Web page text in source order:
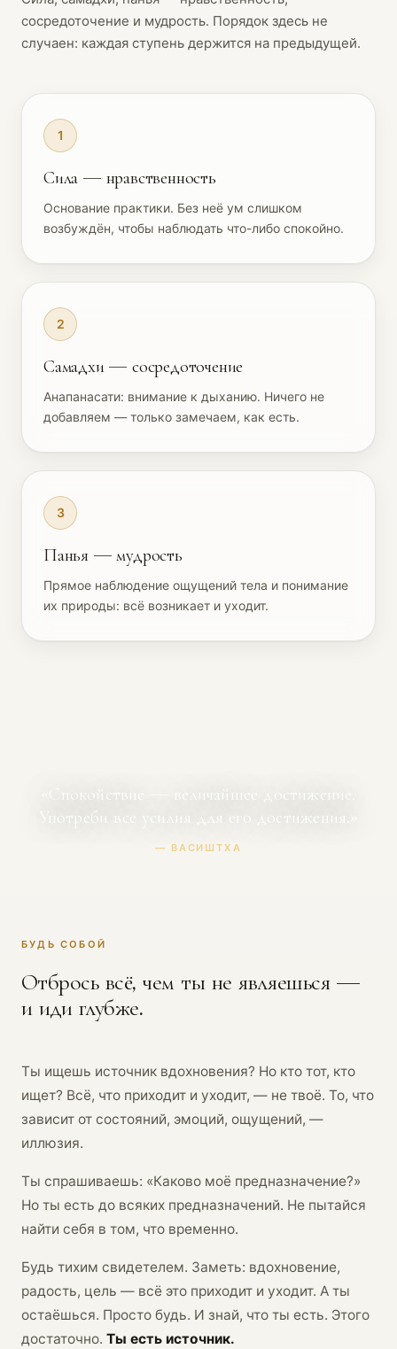
сосредоточение и мудрость. Порядок здесь не
случаен: каждая ступень держится на предыдущей.
1
Сила — нравственность
Основание практики. Без неё ум слишком
возбуждён, чтобы наблюдать что-либо спокойно.
2
Самадхи — сосредоточение
Анапанасати: внимание к дыханию. Ничего не
добавляем — только замечаем, как есть.
3
Панья — мудрость
Прямое наблюдение ощущений тела и понимание
их природы: всё возникает и уходит.
«Спокойствие — величайшее достижение.
Употреби все усилия для его достижения.»
— ВАСИШТХА
БУДЬ СОБОЙ
Отбрось всё, чем ты не являешься —
и иди глубже.
Ты ищешь источник вдохновения? Но кто тот, кто
ищет? Всё, что приходит и уходит, — не твоё. То, что
зависит от состояний, эмоций, ощущений, —
иллюзия.
Ты спрашиваешь: «Каково моё предназначение?»
Но ты есть до всяких предназначений. Не пытайся
найти себя в том, что временно.
Будь тихим свидетелем. Заметь: вдохновение,
радость, цель — всё это приходит и уходит. А ты
остаёшься. Просто будь. И знай, что ты есть. Этого
достаточно. Ты есть источник.